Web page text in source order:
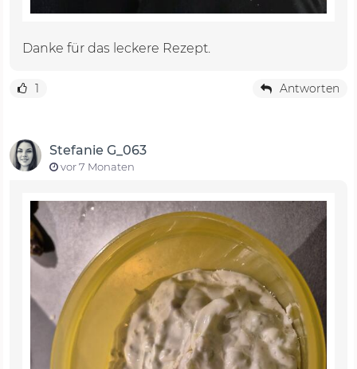
Danke für das leckere Rezept.
1 Antworten
Stefanie G_063
vor 7 Monaten